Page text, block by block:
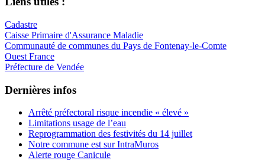
Cadastre
Caisse Primaire d'Assurance Maladie
Communauté de communes du Pays de Fontenay-le-Comte
Ouest France
Préfecture de Vendée
Dernières infos
Arrêté préfectoral risque incendie « élevé »
Limitations usage de l’eau
Reprogrammation des festivités du 14 juillet
Notre commune est sur IntraMuros
Alerte rouge Canicule